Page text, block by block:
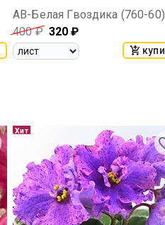
АВ-Белая Гвоздика (760-60)
400₽ 320 ₽
Хит